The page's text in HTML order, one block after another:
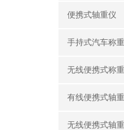
便携式轴重仪
手持式汽车称
无线便携式称
有线便携式轴
无线便携式轴